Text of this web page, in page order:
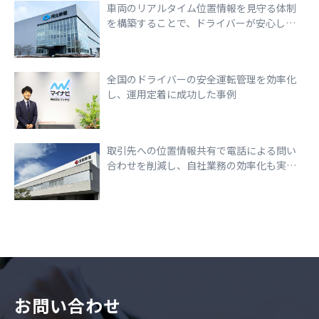
車両のリアルタイム位置情報を見守る体制
を構築することで、ドライバーが安心して
全国のドライバーの安全運転管理を効率化
し、運用定着に成功した事例
取引先への位置情報共有で電話による問い
合わせを削減し、自社業務の効率化も実現
お問い合わせ